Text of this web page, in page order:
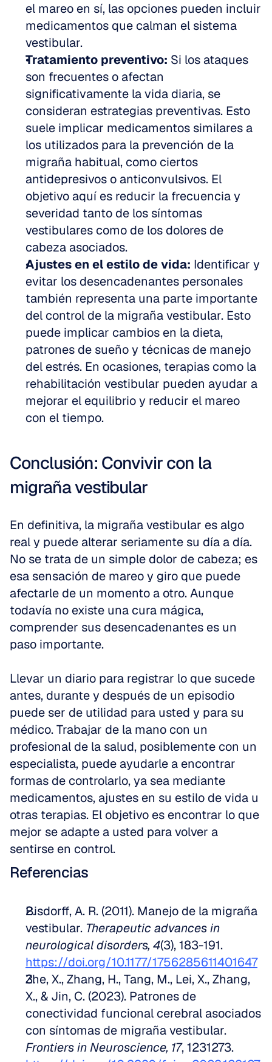
el mareo en sí, las opciones pueden incluir
medicamentos que calman el sistema
vestibular.
Tratamiento preventivo: Si los ataques
son frecuentes o afectan
significativamente la vida diaria, se
consideran estrategias preventivas. Esto
suele implicar medicamentos similares a
los utilizados para la prevención de la
migraña habitual, como ciertos
antidepresivos o anticonvulsivos. El
objetivo aquí es reducir la frecuencia y
severidad tanto de los síntomas
vestibulares como de los dolores de
cabeza asociados.
Ajustes en el estilo de vida: Identificar y
evitar los desencadenantes personales
también representa una parte importante
del control de la migraña vestibular. Esto
puede implicar cambios en la dieta,
patrones de sueño y técnicas de manejo
del estrés. En ocasiones, terapias como la
rehabilitación vestibular pueden ayudar a
mejorar el equilibrio y reducir el mareo
con el tiempo.
Conclusión: Convivir con la
migraña vestibular
En definitiva, la migraña vestibular es algo
real y puede alterar seriamente su día a día.
No se trata de un simple dolor de cabeza; es
esa sensación de mareo y giro que puede
afectarle de un momento a otro. Aunque
todavía no existe una cura mágica,
comprender sus desencadenantes es un
paso importante.
Llevar un diario para registrar lo que sucede
antes, durante y después de un episodio
puede ser de utilidad para usted y para su
médico. Trabajar de la mano con un
profesional de la salud, posiblemente con un
especialista, puede ayudarle a encontrar
formas de controlarlo, ya sea mediante
medicamentos, ajustes en su estilo de vida u
otras terapias. El objetivo es encontrar lo que
mejor se adapte a usted para volver a
sentirse en control.
Referencias
Bisdorff, A. R. (2011). Manejo de la migraña
vestibular. Therapeutic advances in
neurological disorders, 4
https://doi.org/10.1177/1756285611401647
Zhe, X., Zhang, H., Tang, M., Lei, X., Zhang,
X., & Jin, C. (2023). Patrones de
conectividad funcional cerebral asociados
Frontiers in Neuroscience, 17